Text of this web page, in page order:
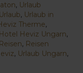
, Urlaub
, Urlaub in
Therme,
Hotel Heviz Ungarn,
, Reisen
, Urlaub Ungarn,